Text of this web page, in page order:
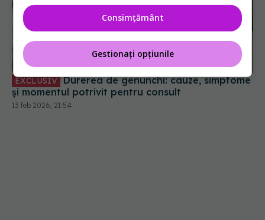
EXCLUSIV
și momentul potrivit pentru consult
13 feb 2026, 21:54
Consimțământ
Gestionați opțiunile